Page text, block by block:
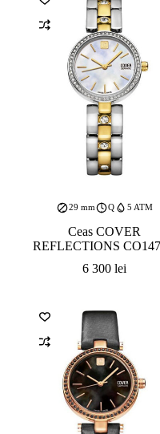
29 mm Q 5 ATM
Ceas COVER
REFLECTIONS
6 300lei